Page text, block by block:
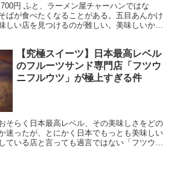
円 ふと、ラーメン屋チャーハンではな
ばが食べたくなることがある。五目あんかけ
しい店を見つけるのが難しい。美味しいか、
【究極スイーツ】日本最高レベル
のフルーツサンド専門店「フツウ
ニフルウツ」が極上すぎる件
そらく日本最高レベル、その美味しさをどの
迷ったが、とにかく日本でもっとも美味しい
ている店と言っても過言ではない「フツウニ